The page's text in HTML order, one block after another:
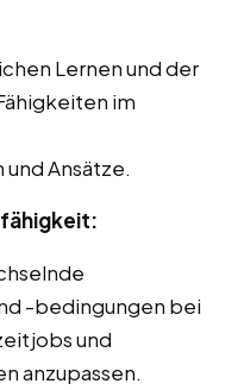
Lernen und der
im
Ansätze.
-bedingungen bei
und
anzupassen.